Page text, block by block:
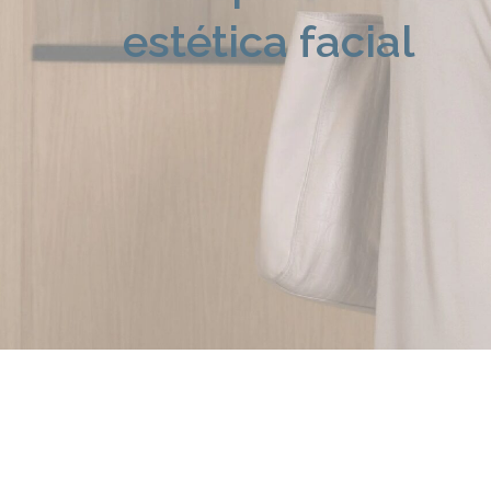
estética facial